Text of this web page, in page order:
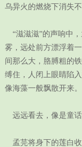
乌异火的燃烧下消失不
“滋滋滋”的声响中
雾，远处前方漂浮着
间那么大，胳膊粗的
缚住，人闭上眼睛陷
像海藻一般飘散开来。
远远看去，像是童话
孟芫将身下的莲白收